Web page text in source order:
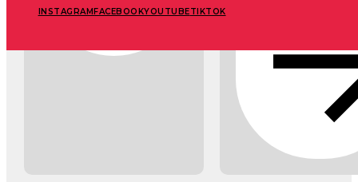
INSTAGRAMFACEBOOKYOUTUBETIKTOK